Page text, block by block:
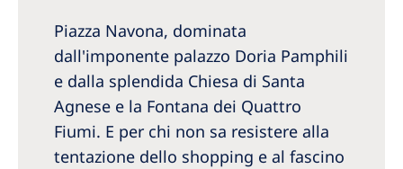
Piazza Navona, dominata
dall'imponente palazzo Doria Pamphili
e dalla splendida Chiesa di Santa
Agnese e la Fontana dei Quattro
Fiumi. E per chi non sa resistere alla
tentazione dello shopping e al fascino